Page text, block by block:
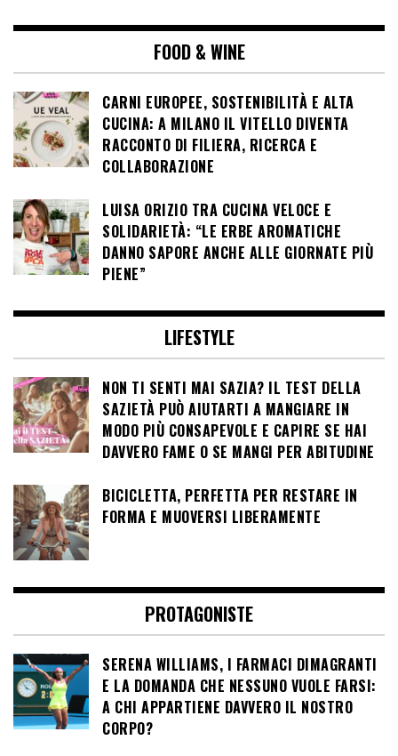
FOOD & WINE
CARNI EUROPEE, SOSTENIBILITÀ E ALTA
CUCINA: A MILANO IL VITELLO DIVENTA
RACCONTO DI FILIERA, RICERCA E
COLLABORAZIONE
LUISA ORIZIO TRA CUCINA VELOCE E
SOLIDARIETÀ: “LE ERBE AROMATICHE
DANNO SAPORE ANCHE ALLE GIORNATE PIÙ
PIENE”
LIFESTYLE
NON TI SENTI MAI SAZIA? IL TEST DELLA
SAZIETÀ PUÒ AIUTARTI A MANGIARE IN
MODO PIÙ CONSAPEVOLE E CAPIRE SE HAI
DAVVERO FAME O SE MANGI PER ABITUDINE
BICICLETTA, PERFETTA PER RESTARE IN
FORMA E MUOVERSI LIBERAMENTE
PROTAGONISTE
SERENA WILLIAMS, I FARMACI DIMAGRANTI
E LA DOMANDA CHE NESSUNO VUOLE FARSI:
A CHI APPARTIENE DAVVERO IL NOSTRO
CORPO?